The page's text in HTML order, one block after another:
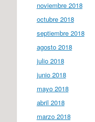
noviembre 2018
octubre 2018
septiembre 2018
agosto 2018
julio 2018
junio 2018
mayo 2018
abril 2018
marzo 2018